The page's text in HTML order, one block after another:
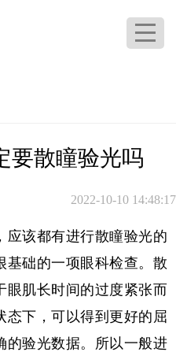
要散瞳验光吗
2022-10-10 14:48:17
应该都有进行散瞳验光的
基础的一项眼科检查。散
眼肌长时间的过度紧张而
态下，可以得到更好的屈
的验光数据。所以一般进